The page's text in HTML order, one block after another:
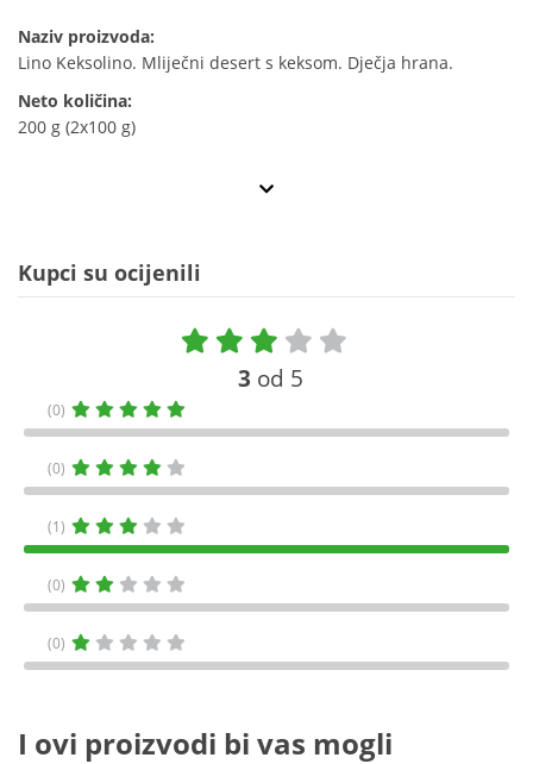
Naziv proizvoda:
Lino Keksolino. Mliječni desert s keksom. Dječja hrana.
Neto količina:
200 g (2x100 g)
Kupci su ocijenili
3 od 5
(0)
(0)
(1)
(0)
(0)
I ovi proizvodi bi vas mogli